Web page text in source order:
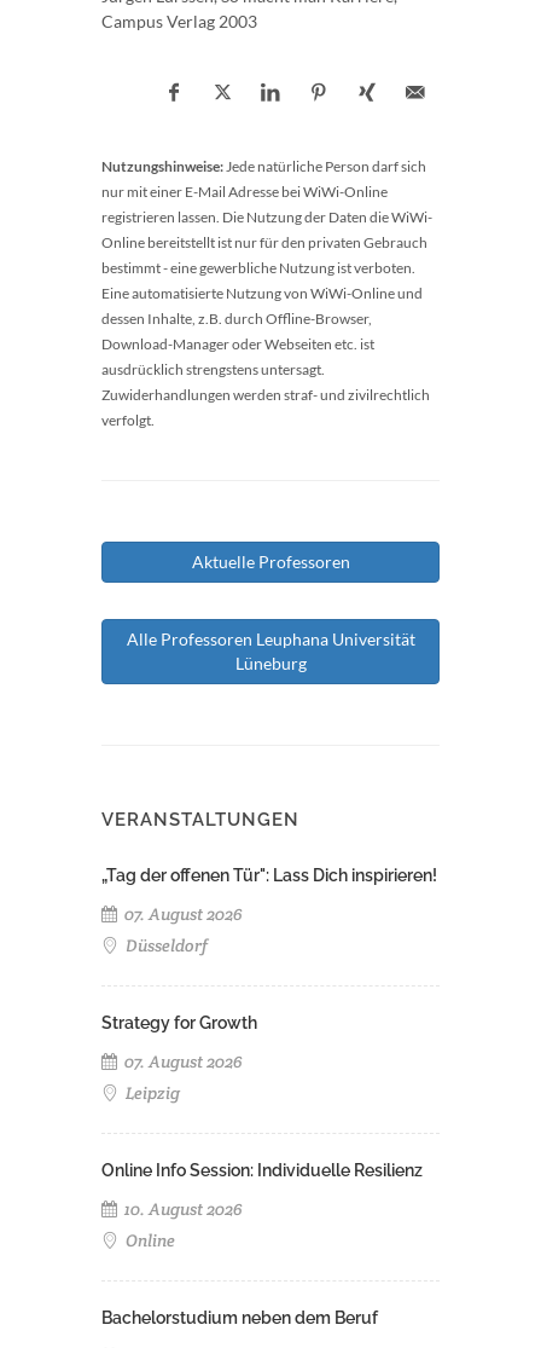
Campus Verlag 2003
Nutzungshinweise: Jede natürliche Person darf sich
nur mit einer E-Mail Adresse bei WiWi-Online
registrieren lassen. Die Nutzung der Daten die WiWi-
Online bereitstellt ist nur für den privaten Gebrauch
bestimmt - eine gewerbliche Nutzung ist verboten.
Eine automatisierte Nutzung von WiWi-Online und
dessen Inhalte, z.B. durch Offline-Browser,
Download-Manager oder Webseiten etc. ist
ausdrücklich strengstens untersagt.
Zuwiderhandlungen werden straf- und zivilrechtlich
verfolgt.
Aktuelle Professoren
Alle Professoren Leuphana Universität
Lüneburg
VERANSTALTUNGEN
„Tag der offenen Tür": Lass Dich inspirieren!
07. August 2026
Düsseldorf
Strategy for Growth
07. August 2026
Leipzig
Online Info Session: Individuelle Resilienz
10. August 2026
Online
Bachelorstudium neben dem Beruf